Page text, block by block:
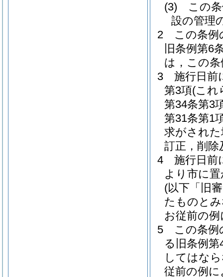
(3)
この
設の管理
2
この条例
旧条例第6
は，この
3
施行日前
第3項(これ
第34条第3
第31条第1
求がされ
訂正，削
4
施行日前
より市に
(以下「旧
たものと
お従前の
5
この条例
る旧条例
してはな
従前の例